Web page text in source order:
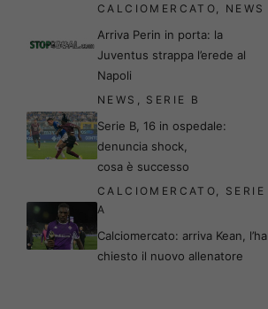
CALCIOMERCATO NEWS
Arriva Perin in porta: la
Juventus strappa l’erede al
Napoli
NEWS SERIE B
Serie B, 16 in ospedale:
denuncia shock,
cosa è successo
CALCIOMERCATO
SERIE
A
Calciomercato: arriva Kean, l’ha
chiesto il nuovo allenatore